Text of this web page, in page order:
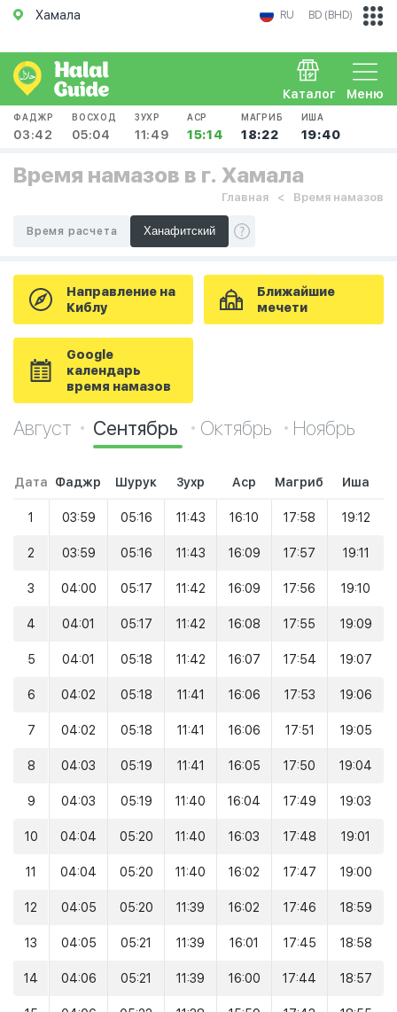
Хамала RU BD (BHD)
Меню
Каталог
ФАДЖР
03:42
ВОСХОД
05:04
ЗУХР
11:49
АСР
15:14
МАГРИБ
18:22
ИША
19:40
Время намазов в г. Хамала
Главная Время намазов
Время расчета
Направление на
Киблу
Ближайшие
мечети
Google
календарь
время намазов
Август Сентябрь Октябрь Ноябрь
Дата Фаджр Шурук Зухр Аср Магриб Иша
1 03:59 05:16 11:43 16:10 17:58 19:12
2 03:59 05:16 11:43 16:09 17:57 19:11
3 04:00 05:17 11:42 16:09 17:56 19:10
4 04:01 05:17 11:42 16:08 17:55 19:09
5 04:01 05:18 11:42 16:07 17:54 19:07
6 04:02 05:18 11:41 16:06 17:53 19:06
7 04:02 05:18 11:41 16:06 17:51 19:05
8 04:03 05:19 11:41 16:05 17:50 19:04
9 04:03 05:19 11:40 16:04 17:49 19:03
10 04:04 05:20 11:40 16:03 17:48 19:01
11 04:04 05:20 11:40 16:02 17:47 19:00
12 04:05 05:20 11:39 16:02 17:46 18:59
13 04:05 05:21 11:39 16:01 17:45 18:58
14 04:06 05:21 11:39 16:00 17:44 18:57